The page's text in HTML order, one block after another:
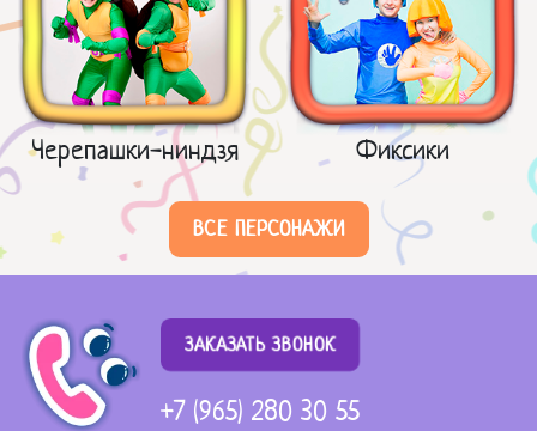
Черепашки-ниндзя Фиксики
ВСЕ ПЕРСОНАЖИ
ЗАКАЗАТЬ ЗВОНОК
+7 (965) 280 30 55